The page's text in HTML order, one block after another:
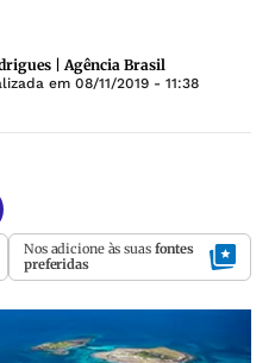
| Agência Brasil
em 08/11/2019 - 11:38
Nos adicione às suas fontes
preferidas